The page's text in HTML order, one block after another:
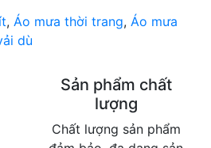
, Áo mưa thời trang, Áo mưa
dù
Sản phẩm chất
lượng
Chất lượng sản phẩm